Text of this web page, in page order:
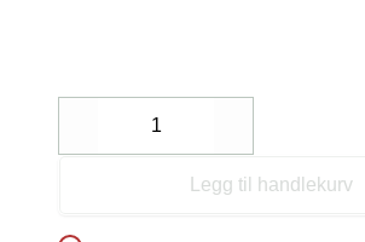
Decrease
Legg til handlekurv